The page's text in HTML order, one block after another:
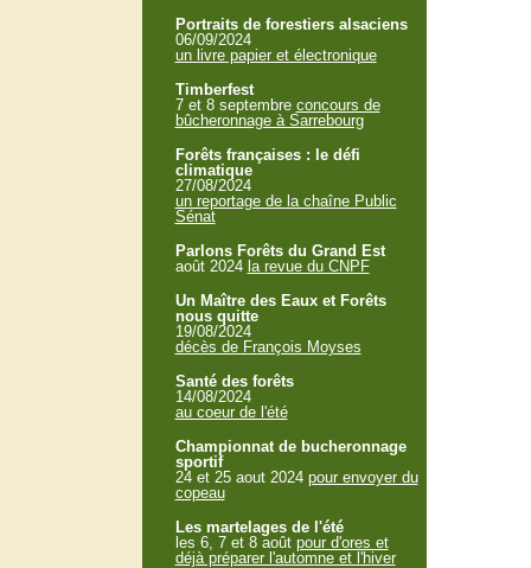
Portraits de forestiers alsaciens
06/09/2024
un livre papier et électronique
Timberfest
7 et 8 septembre concours de
bûcheronnage à Sarrebourg
Forêts françaises : le défi
climatique
27/08/2024
un reportage de la chaîne Public
Sénat
Parlons Forêts du Grand Est
août 2024 la revue du CNPF
Un Maître des Eaux et Forêts
nous quitte
19/08/2024
décès de François Moyses
Santé des forêts
14/08/2024
au coeur de l'été
Championnat de bucheronnage
sportif
24 et 25 aout 2024 pour envoyer du
copeau
Les martelages de l'été
les 6, 7 et 8 août pour d'ores et
déjà préparer l'automne et l'hiver